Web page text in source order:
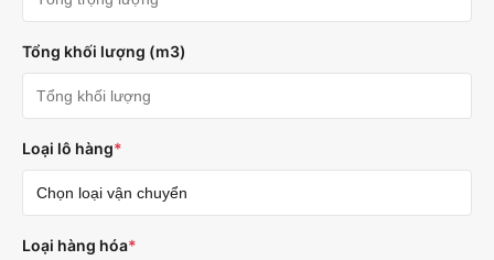
Tổng khối lượng (m3)
Loại lô hàng*
Loại hàng hóa*